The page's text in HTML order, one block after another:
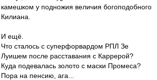
камешком у подножия величия богоподобного
Килиана.
И ещё.
Что сталось с суперфорвардом РПЛ Зе
Луишем после расставания с Каррерой?
Куда подевалась золото с маски Промеса?
Пора на пенсию, ага...